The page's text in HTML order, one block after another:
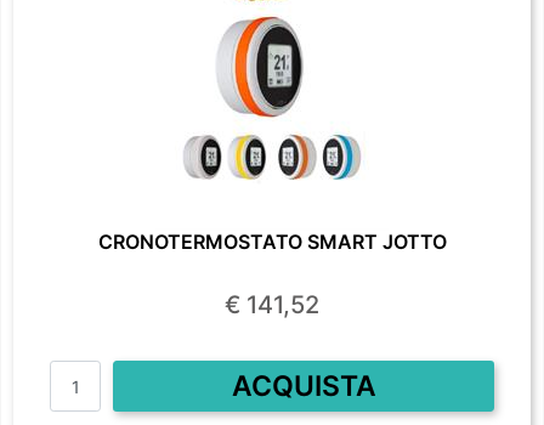
CRONOTERMOSTATO SMART JOTTO
€ 141,52
Quantità
ACQUISTA